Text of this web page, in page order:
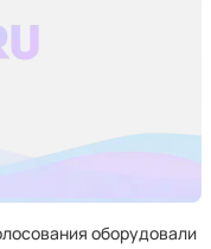
оборудовали